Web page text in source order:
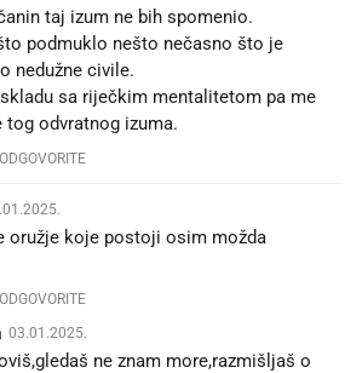
taj izum ne bih spomenio.
podmuklo nešto nečasno što je
nedužne civile.
sa riječkim mentalitetom pa me
tog odvratnog izuma.
ODGOVORITE
oružje koje postoji osim možda
ODGOVORITE
03.01.2025.
ne znam more,razmišljaš o